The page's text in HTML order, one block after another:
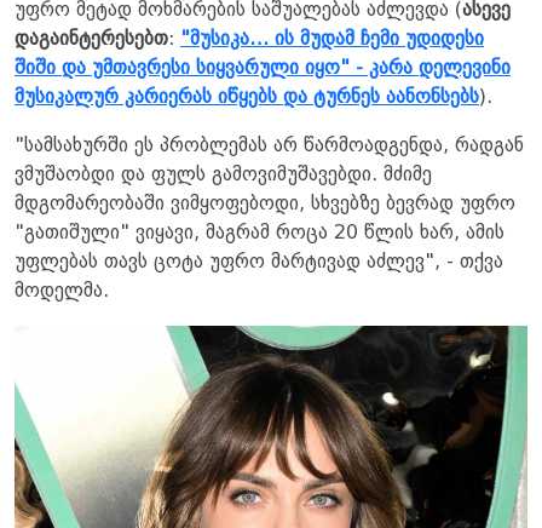
უფრო მეტად მოხმარების საშუალებას აძლევდა (ასევე
დაგაინტერესებთ: "მუსიკა… ის მუდამ ჩემი უდიდესი
შიში და უმთავრესი სიყვარული იყო" - კარა დელევინი
მუსიკალურ კარიერას იწყებს და ტურნეს აანონსებს).
"სამსახურში ეს პრობლემას არ წარმოადგენდა, რადგან
ვმუშაობდი და ფულს გამოვიმუშავებდი. მძიმე
მდგომარეობაში ვიმყოფებოდი, სხვებზე ბევრად უფრო
"გათიშული" ვიყავი, მაგრამ როცა 20 წლის ხარ, ამის
უფლებას თავს ცოტა უფრო მარტივად აძლევ", - თქვა
მოდელმა.